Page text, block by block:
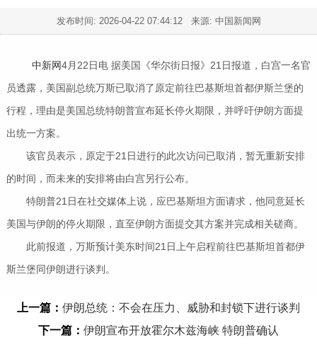
发布时间: 2026-04-22 07:44:12来源: 中国新闻网
中新网4月22日电 据美国《华尔街日报》21日报道，白宫一名官
员透露，美国副总统万斯已取消了原定前往巴基斯坦首都伊斯兰堡的
行程，理由是美国总统特朗普宣布延长停火期限，并呼吁伊朗方面提
出统一方案。
该官员表示，原定于21日进行的此次访问已取消，暂无重新安排
的时间，而未来的安排将由白宫另行公布。
特朗普21日在社交媒体上说，应巴基斯坦方面请求，他同意延长
美国与伊朗的停火期限，直至伊朗方面提交其方案并完成相关磋商。
此前报道，万斯预计美东时间21日上午启程前往巴基斯坦首都伊
斯兰堡同伊朗进行谈判。
上一篇： 伊朗总统：不会在压力、威胁和封锁下进行谈判
下一篇： 伊朗宣布开放霍尔木兹海峡 特朗普确认